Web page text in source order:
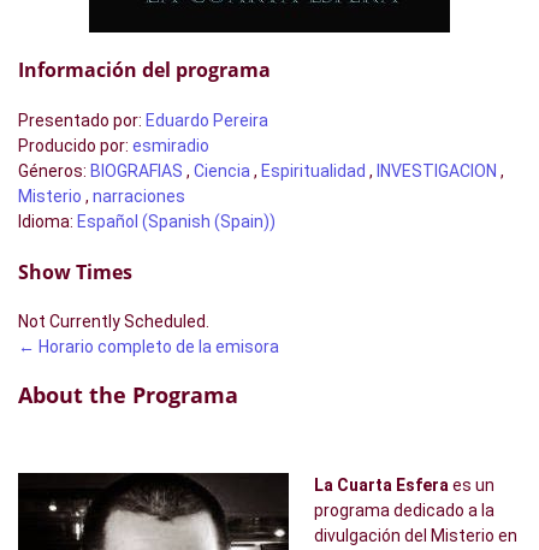
Información del programa
Presentado por: Eduardo Pereira
Producido por: esmiradio
Géneros: BIOGRAFIAS , Ciencia , Espiritualidad , INVESTIGACION ,
Misterio , narraciones
Idioma: Español (Spanish (Spain))
Show Times
Not Currently Scheduled.
← Horario completo de la emisora
About the Programa
La Cuarta Esfera es un
programa dedicado a la
divulgación del Misterio en